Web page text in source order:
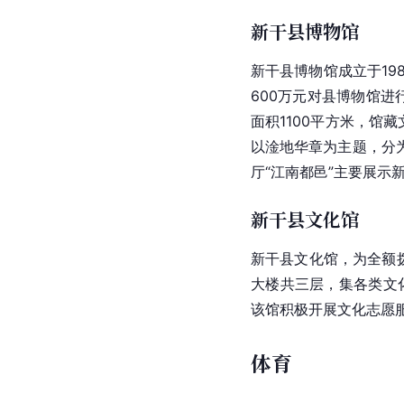
新干县博物馆
新干县博物馆成立于
600万元对县博物馆进
面积1100平方米，馆
以淦地华章为主题，分
厅“江南都邑”主要展示
新干县文化馆
新干县文化馆，为全额
大楼共三层，集各类
该馆积极开展文化志愿
体育